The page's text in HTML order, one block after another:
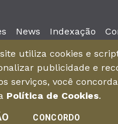
News Indexação
Educacional Ltda
26
Av.
utiliza cookies e
publicidade e
serviços, você
Política de Cookies.
CONCORDO